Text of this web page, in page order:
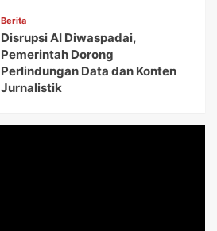
Berita
Disrupsi AI Diwaspadai,
Pemerintah Dorong
Perlindungan Data dan Konten
Jurnalistik